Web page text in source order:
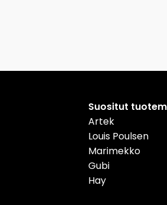
Suositut
Artek
Louis Poulsen
Marimekko
Gubi
Hay